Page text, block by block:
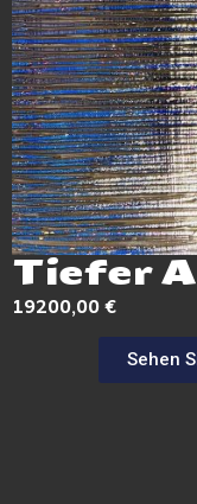
Tiefer
19200,00€
Sehen